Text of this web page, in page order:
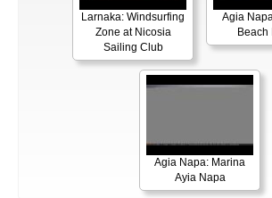
Larnaka: Windsurfing
Zone at Nicosia
Sailing Club
Agia
Beach
Agia Napa: Marina
Ayia Napa